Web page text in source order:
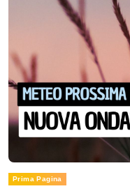
Prima Pagina